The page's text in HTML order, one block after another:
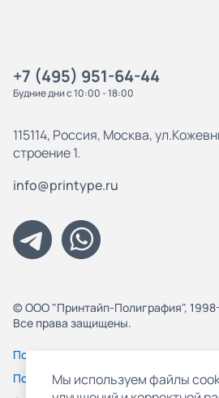
+7 (495) 951-64-44
Будние дни с 10:00 - 18:00
115114, Россия, Москва,
строение 1.
info@printype.ru
© ООО "Принтайп-Полиграфия",
Все права защищены.
Политика конфиденциальности
Пользовательское соглашение
Мы используем файлы